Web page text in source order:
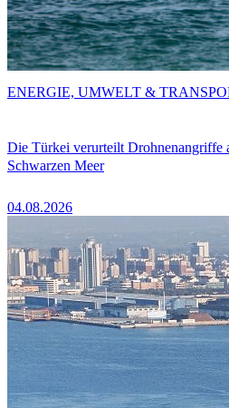
Die Türkei verurteilt Drohnenangriffe
Schwarzen Meer
04.08.2026
ENERGIE, UMWELT &